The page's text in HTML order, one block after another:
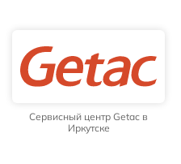
Сервисный центр Getac в
Иркутске